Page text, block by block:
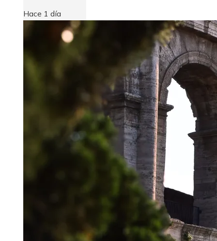
Hace 1 día